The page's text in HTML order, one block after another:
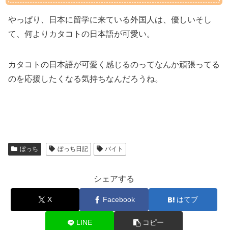
やっぱり、日本に留学に来ている外国人は、優しいそし
て、何よりカタコトの日本語が可愛い。
カタコトの日本語が可愛く感じるのってなんか頑張ってる
のを応援したくなる気持ちなんだろうね。
ぼっち ぼっち日記 バイト
シェアする
X Facebook はてブ
LINE コピー